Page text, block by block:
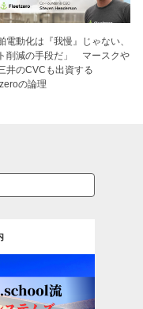
電動化は『我慢』じゃない、
削減の手段だ」 マースクや
井のCVCも出資する
の論理